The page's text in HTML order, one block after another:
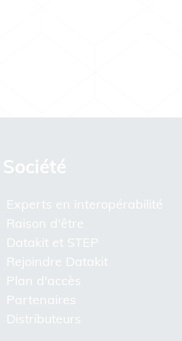
Société
Experts en interopérabilité
Raison d'être
Datakit et STEP
Rejoindre Datakit
Plan d'accès
Partenaires
Distributeurs